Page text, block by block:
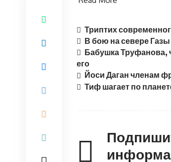
Триптих
В бою на севере
Бабушка Труфанова,
его
Йоси Даган членам
Тиф шагает по